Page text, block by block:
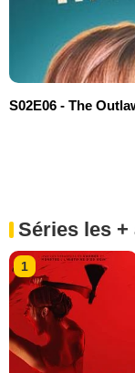
S02E06 - The
Séries les +
1